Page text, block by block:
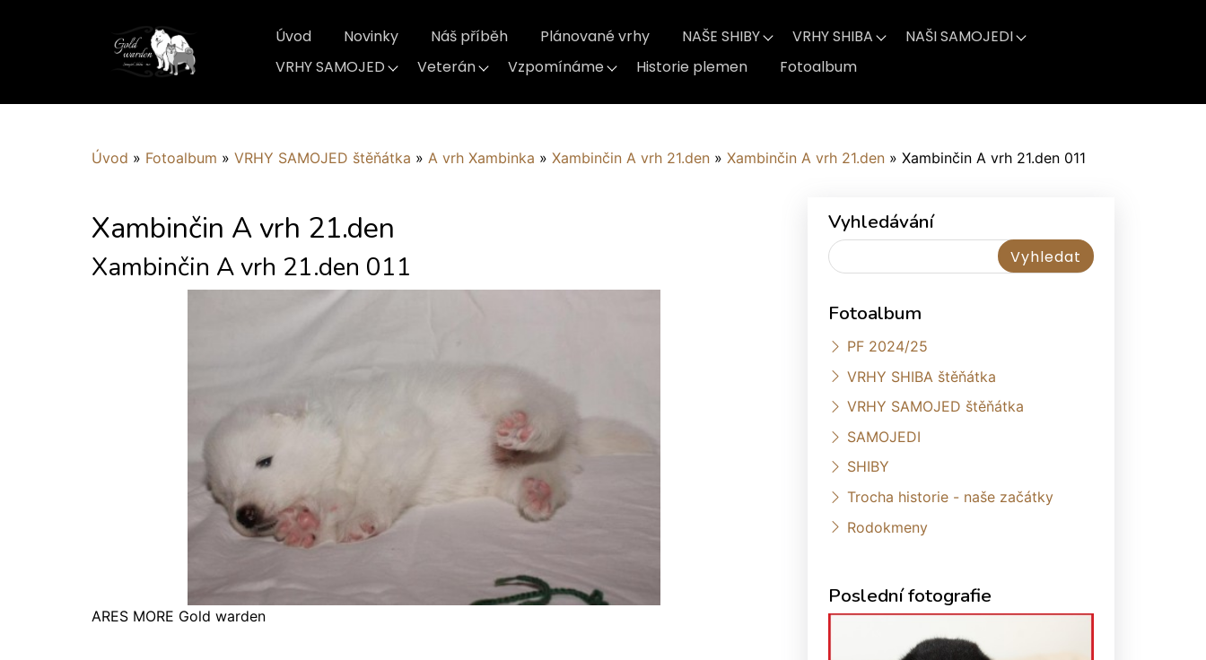
Úvod Novinky Náš příběh Plánované vrhy NAŠE SHIBY VRHY SHIBA
NAŠI SAMOJEDI
VRHY SAMOJED
Veterán Vzpomínáme Historie plemen Fotoalbum
Úvod » Fotoalbum » VRHY SAMOJED štěňátka » A vrh Xambinka » Xambinčin A vrh 21.den » Xambinčin A vrh 21.den » Xambinčin A vrh 21.den 011
Xambinčin A vrh 21.den
Xambinčin A vrh 21.den 011
ARES MORE Gold warden
Vyhledávání
Fotoalbum
PF 2024/25
VRHY SHIBA štěňátka
VRHY SAMOJED štěňátka
SAMOJEDI
SHIBY
Trocha historie - naše začátky
Rodokmeny
Poslední fotografie